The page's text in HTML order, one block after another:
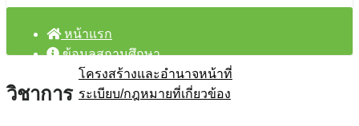
หน้าแรก
ข้อมูลสถานศึกษา
โครงสร้างและอำนาจหน้าที่
ระเบียบ/กฎหมายที่เกี่ยวข้อง
วิชาการ